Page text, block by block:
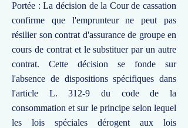
Portée : La décision de la Cour de cassation
confirme que l'emprunteur ne peut pas
résilier son contrat d'assurance de groupe en
cours de contrat et le substituer par un autre
contrat. Cette décision se fonde sur
l'absence de dispositions spécifiques dans
l'article L. 312-9 du code de la
consommation et sur le principe selon lequel
les lois spéciales dérogent aux lois